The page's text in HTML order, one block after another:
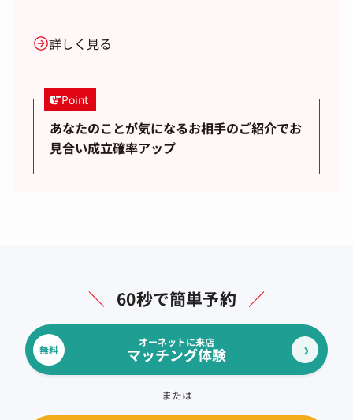
詳しく見る
Point
あなたのことが気になるお相手のご紹介でお
見合い成立確率アップ
＼ 60秒で簡単予約 ／
無料
オーネットに来店
マッチング体験
または